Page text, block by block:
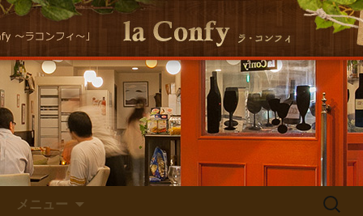
自然派イタリアン la Confyの
Staff Blog
大阪福島にある美味しくヘルシーな自
然派イタリアンla Conｆｙ （ラ・コン
フィ）の最新情報をお届けします！
メニュー
検